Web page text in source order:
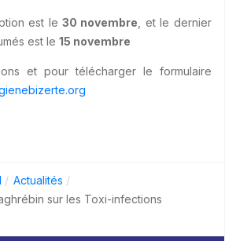
est le 30 novembre , et le dernier
est le 15 novembre
et pour télécharger le formulaire
Actualités
sur les Toxi-infections